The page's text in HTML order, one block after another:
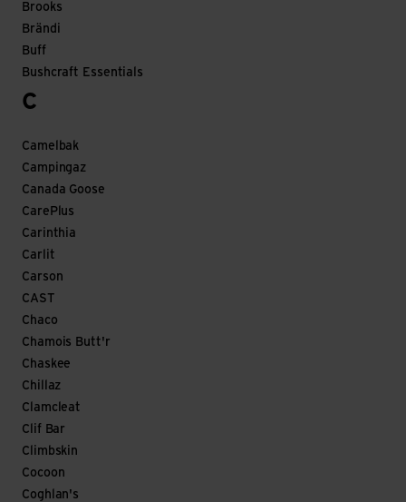
Brooks
Brändi
Buff
Bushcraft Essentials
C
Camelbak
Campingaz
Canada Goose
CarePlus
Carinthia
Carlit
Carson
CAST
Chaco
Chamois Butt'r
Chaskee
Chillaz
Clamcleat
Clif Bar
Climbskin
Cocoon
Coghlan's